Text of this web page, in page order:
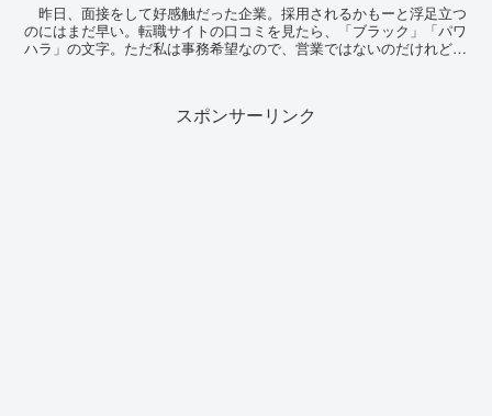
昨日、面接をして好感触だった企業。採用されるかもーと浮足立つ
のにはまだ早い。転職サイトの口コミを見たら、「ブラック」「パワ
ハラ」の文字。ただ私は事務希望なので、営業ではないのだけれど。
スポンサーリンク